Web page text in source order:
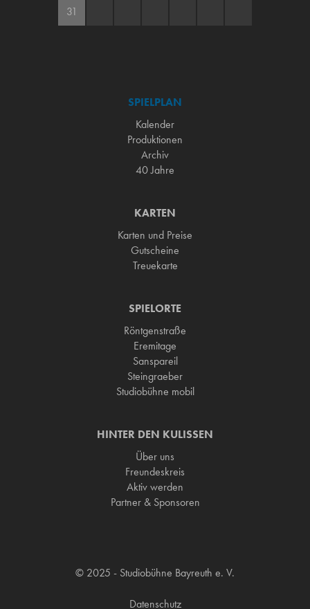
31
SPIELPLAN
Kalender
Produktionen
Archiv
40 Jahre
KARTEN
Karten und Preise
Gutscheine
Treuekarte
SPIELORTE
Röntgenstraße
Eremitage
Sanspareil
Steingraeber
Studiobühne mobil
HINTER DEN KULISSEN
Über uns
Freundeskreis
Aktiv werden
Partner & Sponsoren
© 2025 - Studiobühne Bayreuth e. V.
Datenschutz